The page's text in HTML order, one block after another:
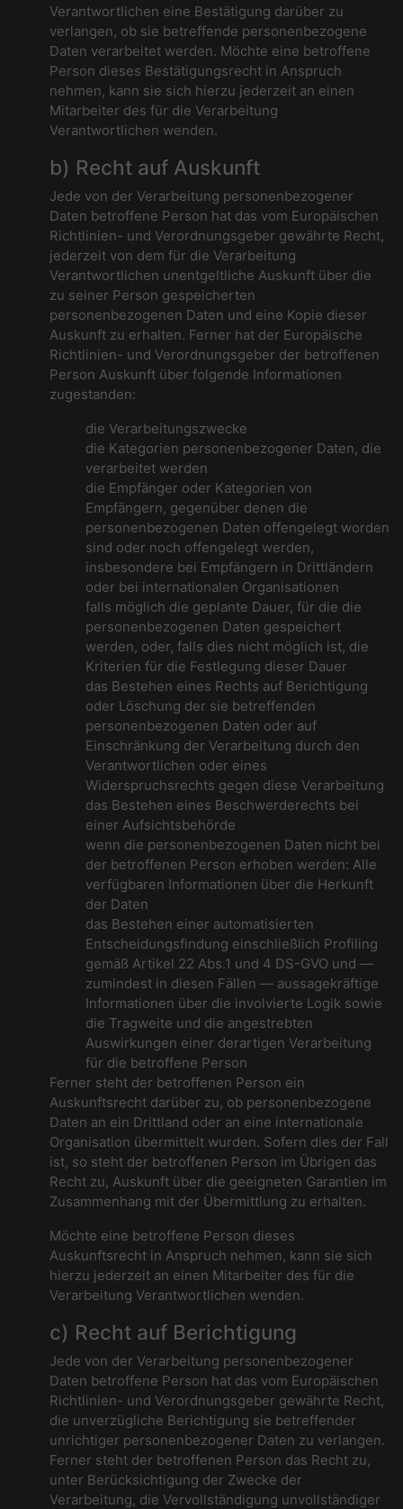
Verantwortlichen eine Bestätigung darüber zu
verlangen, ob sie betreffende personenbezogene
Daten verarbeitet werden. Möchte eine betroffene
Person dieses Bestätigungsrecht in Anspruch
nehmen, kann sie sich hierzu jederzeit an einen
Mitarbeiter des für die Verarbeitung
Verantwortlichen wenden.
b) Recht auf Auskunft
Jede von der Verarbeitung personenbezogener
Daten betroffene Person hat das vom Europäischen
Richtlinien- und Verordnungsgeber gewährte Recht,
jederzeit von dem für die Verarbeitung
Verantwortlichen unentgeltliche Auskunft über die
zu seiner Person gespeicherten
personenbezogenen Daten und eine Kopie dieser
Auskunft zu erhalten. Ferner hat der Europäische
Richtlinien- und Verordnungsgeber der betroffenen
Person Auskunft über folgende Informationen
zugestanden:
die Verarbeitungszwecke
die Kategorien personenbezogener Daten, die
verarbeitet werden
die Empfänger oder Kategorien von
Empfängern, gegenüber denen die
personenbezogenen Daten offengelegt worden
sind oder noch offengelegt werden,
insbesondere bei Empfängern in Drittländern
oder bei internationalen Organisationen
falls möglich die geplante Dauer, für die die
personenbezogenen Daten gespeichert
werden, oder, falls dies nicht möglich ist, die
Kriterien für die Festlegung dieser Dauer
das Bestehen eines Rechts auf Berichtigung
oder Löschung der sie betreffenden
personenbezogenen Daten oder auf
Einschränkung der Verarbeitung durch den
Verantwortlichen oder eines
Widerspruchsrechts gegen diese Verarbeitung
das Bestehen eines Beschwerderechts bei
einer Aufsichtsbehörde
wenn die personenbezogenen Daten nicht bei
der betroffenen Person erhoben werden: Alle
verfügbaren Informationen über die Herkunft
der Daten
das Bestehen einer automatisierten
Entscheidungsfindung einschließlich Profiling
gemäß Artikel 22 Abs.1 und 4 DS-GVO und —
zumindest in diesen Fällen — aussagekräftige
Informationen über die involvierte Logik sowie
die Tragweite und die angestrebten
Auswirkungen einer derartigen Verarbeitung
für die betroffene Person
Ferner steht der betroffenen Person ein
Auskunftsrecht darüber zu, ob personenbezogene
Daten an ein Drittland oder an eine internationale
Organisation übermittelt wurden. Sofern dies der Fall
ist, so steht der betroffenen Person im Übrigen das
Recht zu, Auskunft über die geeigneten Garantien im
Zusammenhang mit der Übermittlung zu erhalten.
Möchte eine betroffene Person dieses
Auskunftsrecht in Anspruch nehmen, kann sie sich
hierzu jederzeit an einen Mitarbeiter des für die
Verarbeitung Verantwortlichen wenden.
c) Recht auf Berichtigung
Jede von der Verarbeitung personenbezogener
Daten betroffene Person hat das vom Europäischen
Richtlinien- und Verordnungsgeber gewährte Recht,
die unverzügliche Berichtigung sie betreffender
unrichtiger personenbezogener Daten zu verlangen.
Ferner steht der betroffenen Person das Recht zu,
unter Berücksichtigung der Zwecke der
Verarbeitung, die Vervollständigung unvollständiger